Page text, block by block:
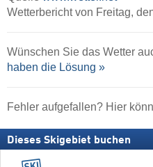
Wetterbericht von Freitag,
Wünschen Sie das Wetter
haben die Lösung »
Fehler aufgefallen? Hier
Dieses Skigebiet buchen